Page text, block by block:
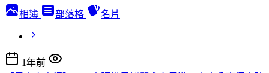
相簿 部落格 名片
1年前